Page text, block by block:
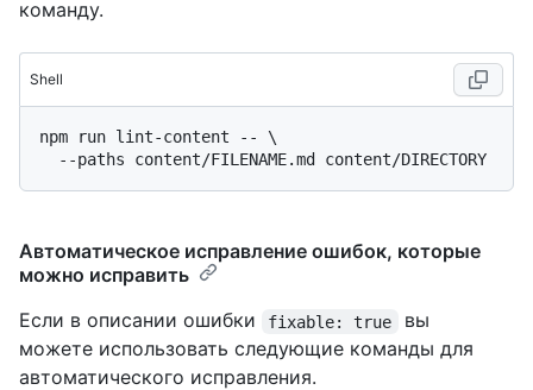
команду.
Shell
npm run lint-content -- \
Автоматическое исправление ошибок, которые
можно исправить
Если в описании ошибки
fixable: true
вы
можете использовать следующие команды для
автоматического исправления.